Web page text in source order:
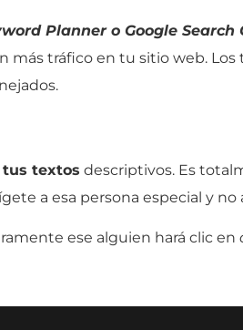
Planner o Google Search
más tráfico en tu sitio web.
textos descriptivos. Es
a esa persona especial y no
ese alguien hará clic en